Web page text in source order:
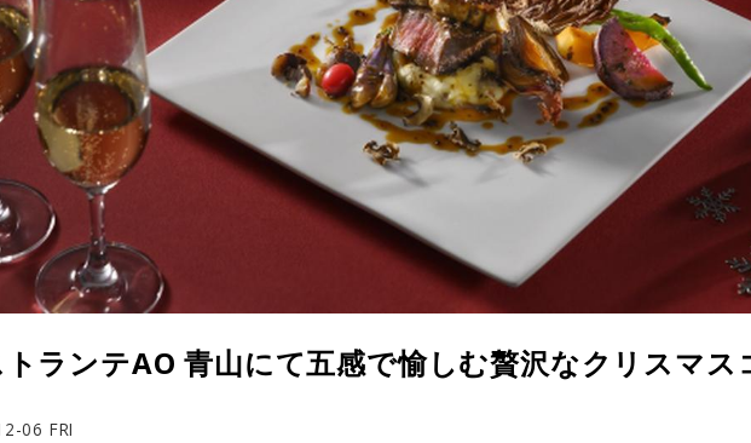
トランテAO 青山にて五感で愉しむ贅沢なクリスマス
06 FRI